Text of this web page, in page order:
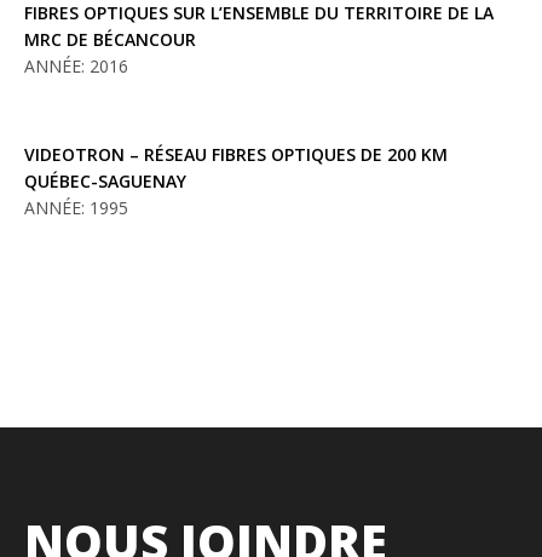
FIBRES OPTIQUES SUR L’ENSEMBLE DU TERRITOIRE DE LA
MRC DE BÉCANCOUR
ANNÉE: 2016
VIDEOTRON – RÉSEAU FIBRES OPTIQUES DE 200 KM
QUÉBEC-SAGUENAY
ANNÉE: 1995
NOUS JOINDRE